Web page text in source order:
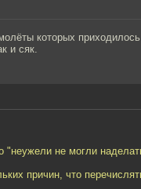
которых
и сяк.
"неужели не могли
причин, что